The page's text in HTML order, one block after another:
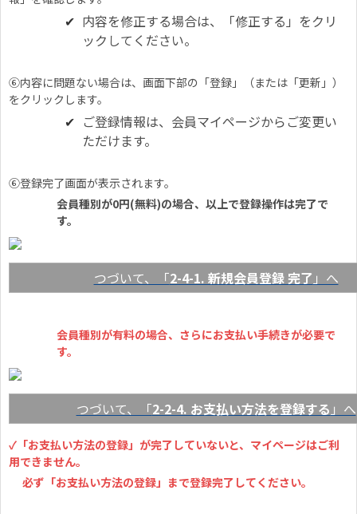
内容を修正する場合は、「修正する」をクリ
ックしてください。
⑥内容に問題ない場合は、画面下部の「登録」（または「更新」）
をクリックします。
ご登録情報は、会員マイページからご変更い
ただけます。
⑥登録完了画面が表示されます。
会員種別が0円(無料)の場合、以上で登録操作は完了で
す。
つづいて、「2-4-1. 新規会員登録 完了 」へ
会員種別が有料の場合、さらにお支払い手続きが必要で
す。
つづいて、「2-2-4. お支払い方法を登録する 」へ
✓「お支払い方法の登録」が完了していないと、マイページはご利
用できません。
必ず「お支払い方法の登録」まで登録完了してください。